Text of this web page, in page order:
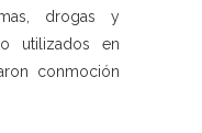
drogas y
utilizados en
conmoción